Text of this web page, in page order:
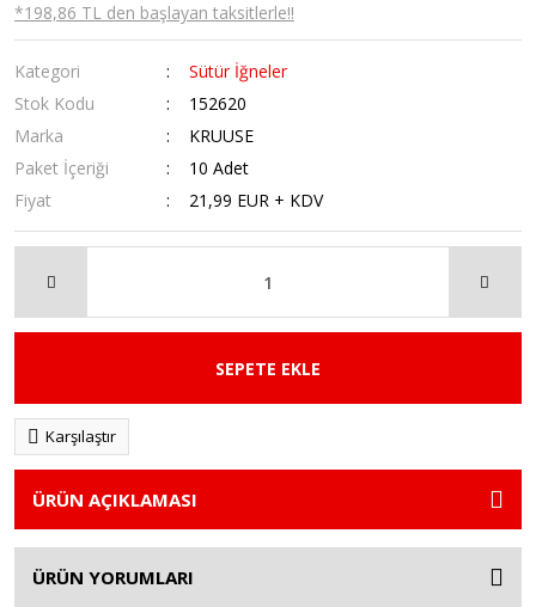
*198,86 TL den başlayan taksitlerle!!
Kategori
Sütür İğneler
Stok Kodu
152620
Marka
KRUUSE
Paket İçeriği
10 Adet
Fiyat
21,99 EUR + KDV
SEPETE EKLE
Karşılaştır
ÜRÜN AÇIKLAMASI
ÜRÜN YORUMLARI